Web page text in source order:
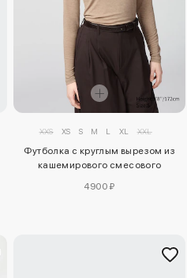
XXS XS S M L XL XXL
Футболка с круглым вырезом из
кашемирового смесового
4900 ₽